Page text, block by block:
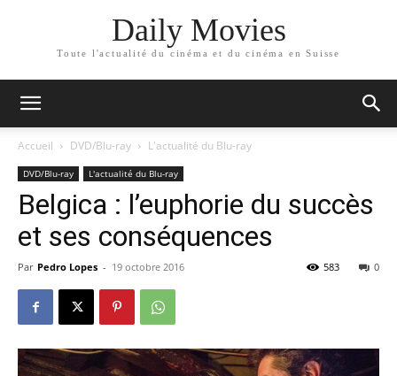
Daily Movies
Toute l'actualité du cinéma et du cinéma en Suisse
Accueil DVD/Blu-ray L'actualité du Blu-ray
DVD/Blu-ray L'actualité du Blu-ray
Belgica : l’euphorie du succès
et ses conséquences
Par Pedro Lopes - 19 octobre 2016 0
583